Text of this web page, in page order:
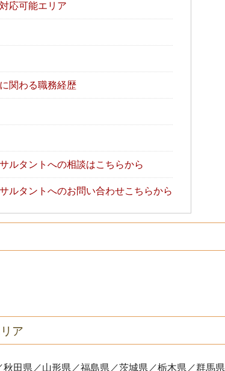
応可能エリア
関わる職務経歴
ルタントへの相談はこちらから
ルタントへのお問い合わせこちらから
ア
田県／山形県／福島県／茨城県／栃木県／群馬県